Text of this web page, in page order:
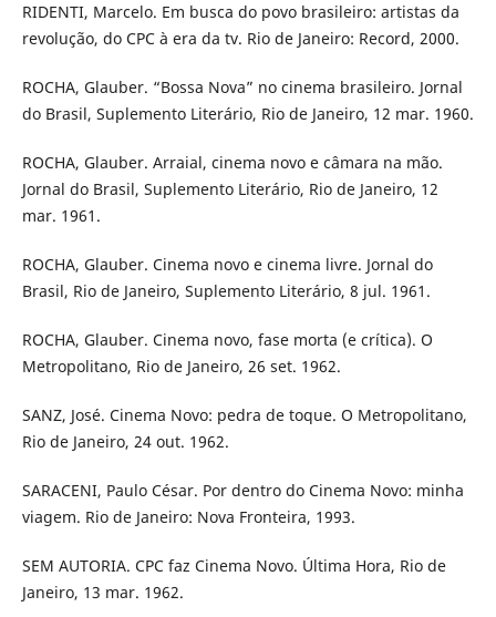
RIDENTI, Marcelo. Em busca do povo brasileiro: artistas da
revolução, do CPC à era da tv. Rio de Janeiro: Record, 2000.
ROCHA, Glauber. “Bossa Nova” no cinema brasileiro. Jornal
do Brasil, Suplemento Literário, Rio de Janeiro, 12 mar. 1960.
ROCHA, Glauber. Arraial, cinema novo e câmara na mão.
Jornal do Brasil, Suplemento Literário, Rio de Janeiro, 12
mar. 1961.
ROCHA, Glauber. Cinema novo e cinema livre. Jornal do
Brasil, Rio de Janeiro, Suplemento Literário, 8 jul. 1961.
ROCHA, Glauber. Cinema novo, fase morta (e crítica). O
Metropolitano, Rio de Janeiro, 26 set. 1962.
SANZ, José. Cinema Novo: pedra de toque. O Metropolitano,
Rio de Janeiro, 24 out. 1962.
SARACENI, Paulo César. Por dentro do Cinema Novo: minha
viagem. Rio de Janeiro: Nova Fronteira, 1993.
SEM AUTORIA. CPC faz Cinema Novo. Última Hora, Rio de
Janeiro, 13 mar. 1962.